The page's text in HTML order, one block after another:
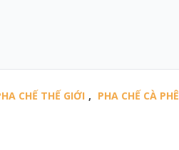
CHẾ THẾ GIỚI , PHA CHẾ CÀ PHÊ